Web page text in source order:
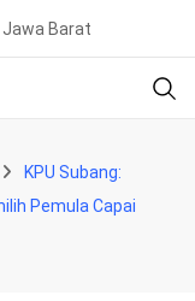
Jawa Barat
KPU Subang:
Pemula Capai